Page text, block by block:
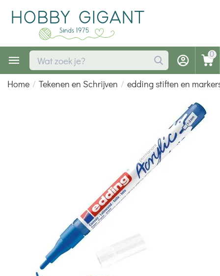
0
Home / Tekenen en Schrijven / edding stiften en